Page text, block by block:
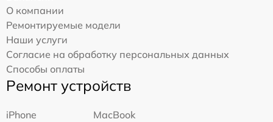
О компании
Ремонтируемые модели
Наши услуги
Согласие на обработку персональных данных
Способы оплаты
Ремонт устройств
iPhone
MacBook